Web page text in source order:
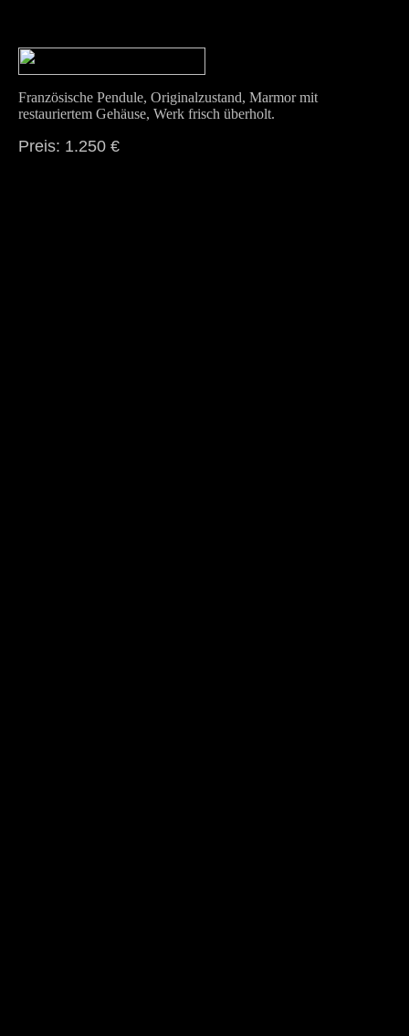
Französische Pendule, Originalzustand, Marmor mit
restauriertem Gehäuse, Werk frisch überholt.
Preis: 1.250 €